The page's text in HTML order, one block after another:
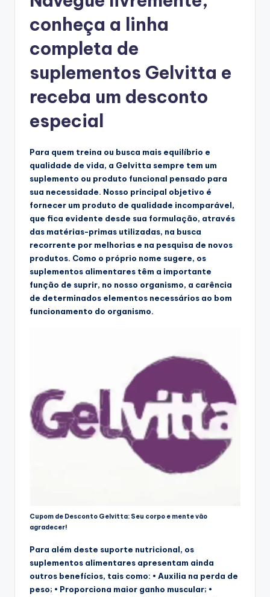
conheça a linha
completa de
suplementos Gelvitta e
receba um desconto
especial
Para quem treina ou busca mais equilíbrio e
qualidade de vida, a Gelvitta sempre tem um
suplemento ou produto funcional pensado para
sua necessidade. Nosso principal objetivo é
fornecer um produto de qualidade incomparável,
que fica evidente desde sua formulação, através
das matérias-primas utilizadas, na busca
recorrente por melhorias e na pesquisa de novos
produtos. Como o próprio nome sugere, os
suplementos alimentares têm a importante
função de suprir, no nosso organismo, a carência
de determinados elementos necessários ao bom
funcionamento do organismo.
Cupom de Desconto Gelvitta: Seu corpo e mente vão
agradecer!
Para além deste suporte nutricional, os
suplementos alimentares apresentam ainda
outros benefícios, tais como: • Auxilia na perda de
peso; • Proporciona maior ganho muscular; •